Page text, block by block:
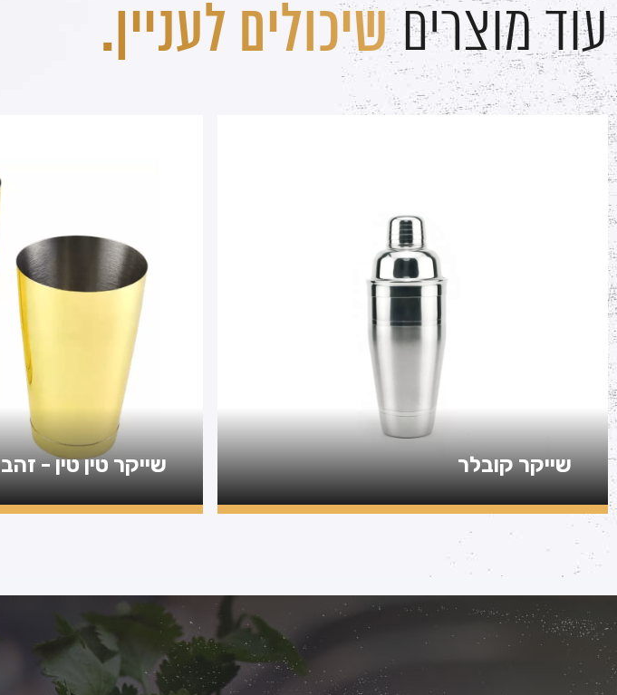
עוד מוצריםשיכולים לעניין.
שייקר קובלר שייקר טין טין - זהב